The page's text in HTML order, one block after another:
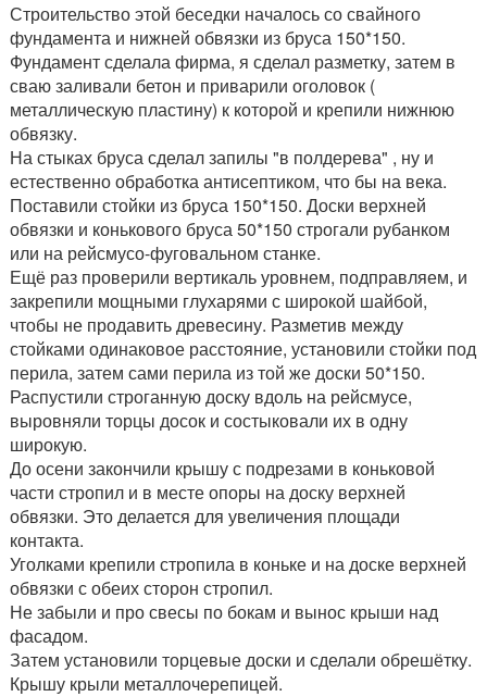
Строительство этой беседки началось со свайного
фундамента и нижней обвязки из бруса 150*150.
Фундамент сделала фирма, я сделал разметку, затем в
сваю заливали бетон и приварили оголовок (
металлическую пластину) к которой и крепили нижнюю
обвязку.
На стыках бруса сделал запилы "в полдерева" , ну и
естественно обработка антисептиком, что бы на века.
Поставили стойки из бруса 150*150. Доски верхней
обвязки и конькового бруса 50*150 строгали рубанком
или на рейсмусо-фуговальном станке.
Ещё раз проверили вертикаль уровнем, подправляем, и
закрепили мощными глухарями с широкой шайбой,
чтобы не продавить древесину. Разметив между
стойками одинаковое расстояние, установили стойки под
перила, затем сами перила из той же доски 50*150.
Распустили строганную доску вдоль на рейсмусе,
выровняли торцы досок и состыковали их в одну
широкую.
До осени закончили крышу с подрезами в коньковой
части стропил и в месте опоры на доску верхней
обвязки. Это делается для увеличения площади
контакта.
Уголками крепили стропила в коньке и на доске верхней
обвязки с обеих сторон стропил.
Не забыли и про свесы по бокам и вынос крыши над
фасадом.
Затем установили торцевые доски и сделали обрешётку.
Крышу крыли металлочерепицей.